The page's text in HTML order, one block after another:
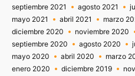
septiembre 2021
agosto 2021
mayo 2021
abril 2021 marzo
diciembre 2020
noviembre 2020
septiembre 2020
agosto 2020
mayo 2020
abril 2020 marzo
enero 2020
diciembre 2019